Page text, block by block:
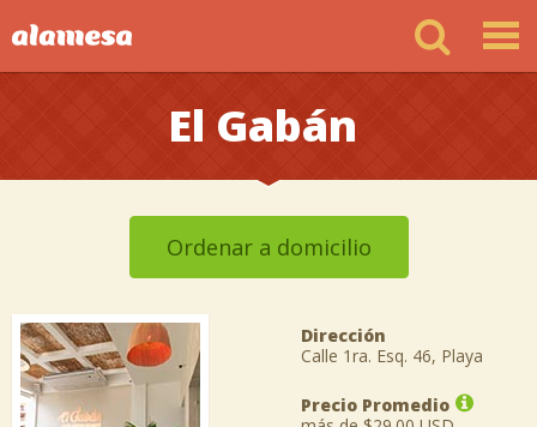
El Gabán
Ordenar a domicilio
Dirección
Calle 1ra. Esq. 46, Playa
Precio Promedio